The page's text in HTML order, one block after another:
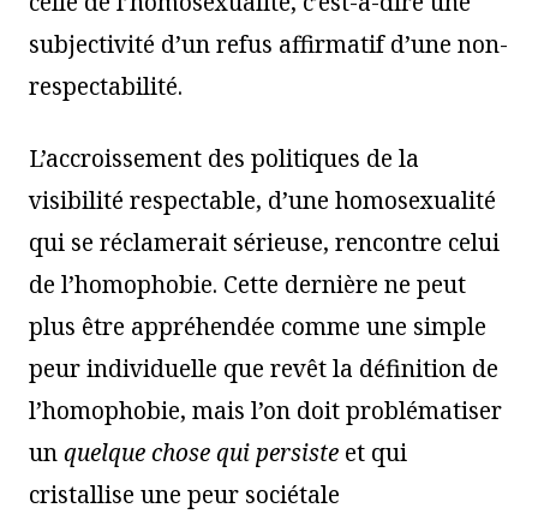
subjectivité d’un refus affirmatif d’une non-
respectabilité.
L’accroissement des politiques de la
visibilité respectable, d’une homosexualité
qui se réclamerait sérieuse, rencontre celui
de l’homophobie. Cette dernière ne peut
plus être appréhendée comme une simple
peur individuelle que revêt la définition de
l’homophobie, mais l’on doit problématiser
unquelque chose qui persiste et qui
cristallise une peur sociétale